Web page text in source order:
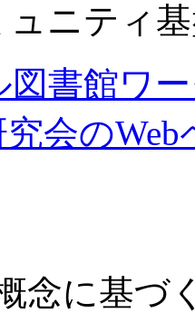
ニティ
図書館ワ
会のWeb
念に基